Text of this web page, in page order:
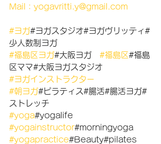
Mail：yogavritti.y@gmail.com
#ヨガ#ヨガスタジオ#ヨガヴリッティ#
少人数制ヨガ
#福島区ヨガ#大阪ヨガ #福島区#福島
区ママ#大阪ヨガスタジオ
#ヨガインストラクター
#朝ヨガ#ピラティス#腸活#腸活ヨガ#
ストレッチ
#yoga#yogalife
#yogainstructor#morningyoga
#yogapractice#Beauty#pilates